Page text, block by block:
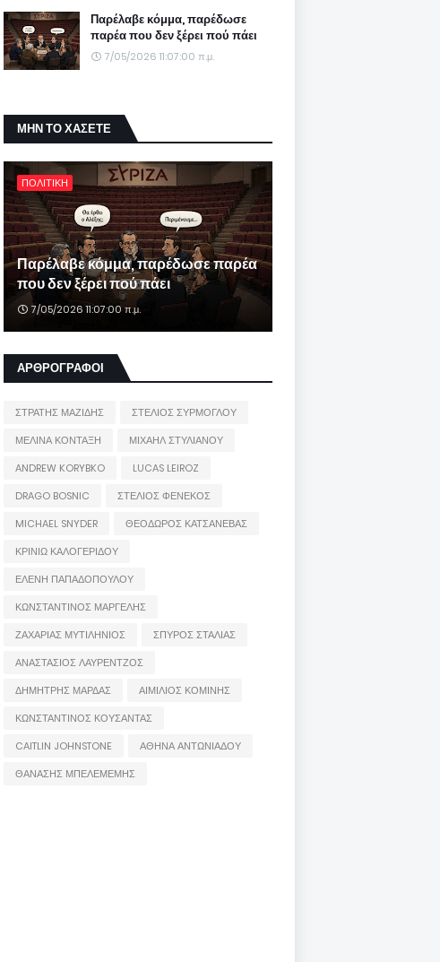
Παρέλαβε κόμμα, παρέδωσε
παρέα που δεν ξέρει πού πάει
7/05/2026 11:07:00 π.μ.
ΜΗΝ ΤΟ ΧΑΣΕΤΕ
ΠΟΛΙΤΙΚΗ
Παρέλαβε κόμμα, παρέδωσε παρέα
που δεν ξέρει πού πάει
7/05/2026 11:07:00 π.μ.
ΑΡΘΡΟΓΡΑΦΟΙ
ΣΤΡΑΤΗΣ ΜΑΖΙΔΗΣ
ΣΤΕΛΙΟΣ ΣΥΡΜΟΓΛΟΥ
ΜΕΛΙΝΑ ΚΟΝΤΑΞΗ
ΜΙΧΑΗΛ ΣΤΥΛΙΑΝΟΥ
ANDREW KORYBKO
LUCAS LEIROZ
DRAGO BOSNIC
ΣΤΕΛΙΟΣ ΦΕΝΕΚΟΣ
MICHAEL SNYDER
ΘΕΟΔΩΡΟΣ ΚΑΤΣΑΝΕΒΑΣ
ΚΡΙΝΙΩ ΚΑΛΟΓΕΡΙΔΟΥ
ΕΛΕΝΗ ΠΑΠΑΔΟΠΟΥΛΟΥ
ΚΩΝΣΤΑΝΤΙΝΟΣ ΜΑΡΓΕΛΗΣ
ΖΑΧΑΡΙΑΣ ΜΥΤΙΛΗΝΙΟΣ
ΣΠΥΡΟΣ ΣΤΑΛΙΑΣ
ΑΝΑΣΤΑΣΙΟΣ ΛΑΥΡΕΝΤΖΟΣ
ΔΗΜΗΤΡΗΣ ΜΑΡΔΑΣ
ΑΙΜΙΛΙΟΣ ΚΟΜΙΝΗΣ
ΚΩΝΣΤΑΝΤΙΝΟΣ ΚΟΥΣΑΝΤΑΣ
CAITLIN JOHNSTONE
ΑΘΗΝΑ ΑΝΤΩΝΙΑΔΟΥ
ΘΑΝΑΣΗΣ ΜΠΕΛΕΜΕΜΗΣ